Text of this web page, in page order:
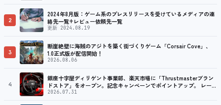
2
2024年8月版：ゲーム系のプレスリリースを受けているメディアの連
絡先一覧+レビュー依頼先一覧
更新 2024.08.19
3
断崖絶壁に海賊のアジトを築く街づくりゲーム「Corsair Cove」、
1.0正式版が配信開始！
2026.08.06
4
銀座十字屋ディリゲント事業部、楽天市場に「Thrustmasterブラン
ドストア」をオープン。記念キャンペーンでポイントアップ。 レーシ
ング／フライトシム向けコントローラーを中心に、幅広くラインナッ
2026.07.31